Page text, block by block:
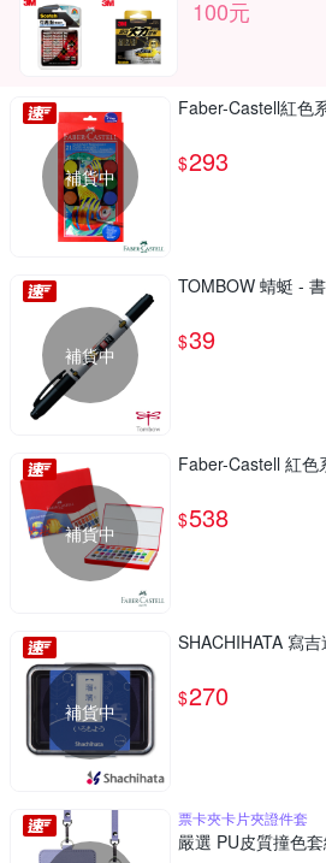
100元
補貨中
Faber-Castell紅色
$293
補貨中
TOMBOW 蜻蜓 -
$39
補貨中
Faber-Castell 紅
$538
補貨中
SHACHIHATA 寫
$270
票卡夾卡片夾證件套
嚴選 PU皮質撞色